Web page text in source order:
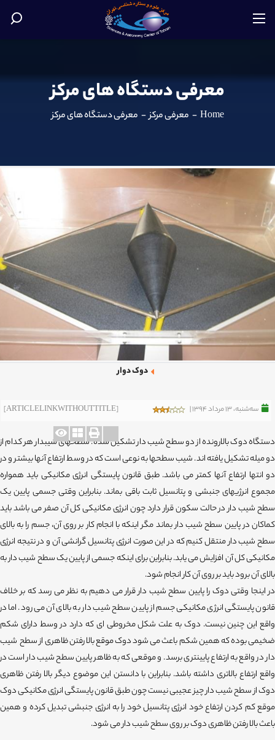
معرفی دستگاه های مرکز
Home
- معرفی مرکز - معرفی دستگاه های مرکز
دوک دوار
ﺳﻪشنبه، 13 مرداد 1394 | [ARTICLELINKWITHOUTTITLE]
دستگاه دوک بالارونده از دو سطح شیب دار تشکیل شده. سطحهای شیبدار هر کدام از
دو میله تشکیل یافته اند. شیب سطحها به نوعی است که در وسط ارتفاع آنها بیشتر و در
دو انتها ارتفاع آنها کمتر می باشد. طبق قانون پایستگی انرژی مکانیکی باید همواره
مجموع انرژیهای جنبشی و پتانسیل ثابت باقی بماند. بنابراین وقتی جسمی پایین یک
سطح شیب دار در حالت سکون قرار دارد چون انرژی مکانیکی کل آن صفر می باشد باید
کماکان در پایین سطح شیب دار بماند مگر اینکه با انجام کار بر روی آن، جسم را به بالای
سطح شیب دار منتقل کنیم که در این صورت انرژی پتانسیل گرانشی آن و در نتیجه انرژی
مکانیکی کل آن افزایش می یابد. بنابراین برای اینکه جسمی از پایین یک سطح شیب دار به
بالای آن برود باید بر روی آن کار انجام شود.
در اینجا وقتی دوک را پایین سطح شیب دار قرار می دهیم به نظر می رسد که بر خلاف
قانون پایستگی انرژی مکانیکی جسم از پایین سطح شیب دار به بالای آن می رود. اما در
واقع این چنین نیست. دوک به علت شکل مخروطی ای که دارد در وسط دارای شکم
ضخیمی بوده که همین شکم باعث می شود دوک موقع بالا رفتن ظاهری از سطح شیب
دار در واقع به ارتفاع پایینتری برسد. و موقعی که به ظاهر پایین سطح شیب دار است در
واقع ارتفاع بالاتری داشته باشد. بنابراین با دانستن این موضوع دیگر بالا رفتن ظاهری
دوک از سطح شیب دار چیز عجیبی نیست چون طبق قانون پایستگی انرژی مکانیکی دوک
موقع کم کردن ارتفاع خود انرژی پتانسیل خود را به انرژی جنبشی تبدیل کرده و همین
باعث بالا رفتن ظاهری دوک بر روی سطح شیب دار می شود.